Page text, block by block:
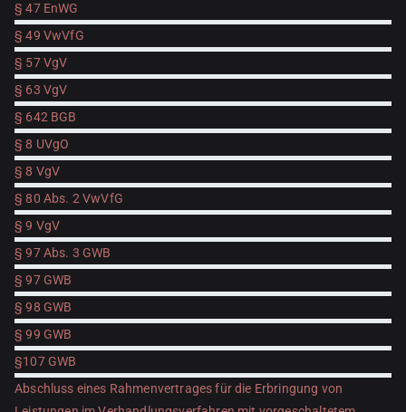
§ 47 EnWG
§ 49 VwVfG
§ 57 VgV
§ 63 VgV
§ 642 BGB
§ 8 UVgO
§ 8 VgV
§ 80 Abs. 2 VwVfG
§ 9 VgV
§ 97 Abs. 3 GWB
§ 97 GWB
§ 98 GWB
§ 99 GWB
§107 GWB
Abschluss eines Rahmenvertrages für die Erbringung von